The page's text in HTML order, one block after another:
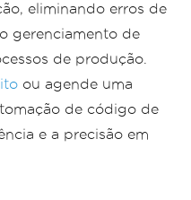
eliminando erros de
gerenciamento de
de produção.
ou agende uma
de código de
e a precisão em